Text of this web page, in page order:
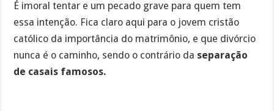
É imoral tentar e um pecado grave para quem tem
essa intenção. Fica claro aqui para o jovem cristão
católico da importância do matrimônio, e que divórcio
nunca é o caminho, sendo o contrário da separação
de casais famosos.